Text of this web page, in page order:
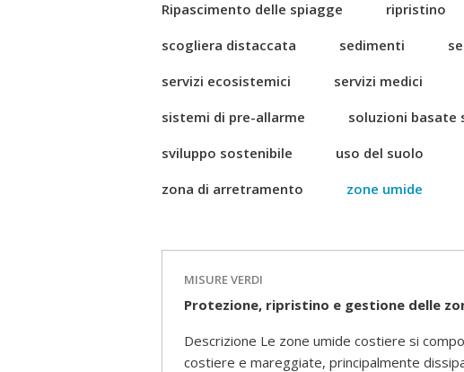
Ripascimento delle spiagge
ripristino
scogliera distaccata
sedimenti
servizi ecosistemici
servizi medici
sistemi di pre-allarme
soluzioni basate
sviluppo sostenibile
uso del suolo
zona di arretramento
zone umide
MISURE VERDI
Protezione, ripristino e gestione delle
Descrizione Le zone umide costiere si
costiere e mareggiate, principalmente